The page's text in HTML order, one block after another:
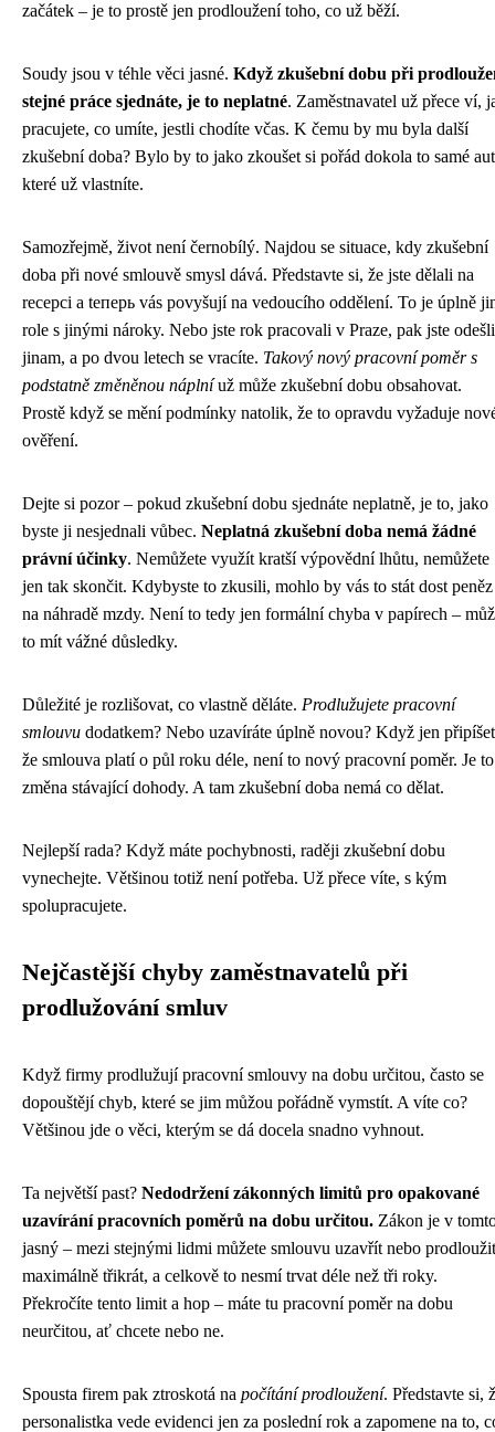
začátek – je to prostě jen prodloužení toho, co už běží.
Soudy jsou v téhle věci jasné. Když zkušební dobu při
stejné práce sjednáte, je to neplatné. Zaměstnavatel už přece ví,
pracujete, co umíte, jestli chodíte včas. K čemu by mu byla další
zkušební doba? Bylo by to jako zkoušet si pořád dokola to samé
které už vlastníte.
Samozřejmě, život není černobílý. Najdou se situace, kdy zkušební
doba při nové smlouvě smysl dává. Představte si, že jste dělali na
recepci a teперь vás povyšují na vedoucího oddělení. To je úplně
role s jinými nároky. Nebo jste rok pracovali v Praze, pak jste odešli
jinam, a po dvou letech se vracíte. Takový nový pracovní poměr s
podstatně změněnou náplníuž může zkušební dobu obsahovat.
Prostě když se mění podmínky natolik, že to opravdu vyžaduje
ověření.
Dejte si pozor – pokud zkušební dobu sjednáte neplatně, je to, jako
byste ji nesjednali vůbec. Neplatná zkušební doba nemá žádné
právní účinky. Nemůžete využít kratší výpovědní lhůtu, nemůžete
jen tak skončit. Kdybyste to zkusili, mohlo by vás to stát dost peněz
na náhradě mzdy. Není to tedy jen formální chyba v papírech –
to mít vážné důsledky.
Důležité je rozlišovat, co vlastně děláte. Prodlužujete pracovní
smlouvu dodatkem? Nebo uzavíráte úplně novou? Když jen
že smlouva platí o půl roku déle, není to nový pracovní poměr. Je to
změna stávající dohody. A tam zkušební doba nemá co dělat.
Nejlepší rada? Když máte pochybnosti, raději zkušební dobu
vynechejte. Většinou totiž není potřeba. Už přece víte, s kým
spolupracujete.
Nejčastější chyby zaměstnavatelů při
prodlužování smluv
Když firmy prodlužují pracovní smlouvy na dobu určitou, často se
dopouštějí chyb, které se jim můžou pořádně vymstít. A víte co?
Většinou jde o věci, kterým se dá docela snadno vyhnout.
Ta největší past? Nedodržení zákonných limitů pro opakované
uzavírání pracovních poměrů na dobu určitou. Zákon je v
jasný – mezi stejnými lidmi můžete smlouvu uzavřít nebo prodloužit
maximálně třikrát, a celkově to nesmí trvat déle než tři roky.
Překročíte tento limit a hop – máte tu pracovní poměr na dobu
neurčitou, ať chcete nebo ne.
Spousta firem pak ztroskotá na počítání prodloužení. Představte si,
personalistka vede evidenci jen za poslední rok a zapomene na to,